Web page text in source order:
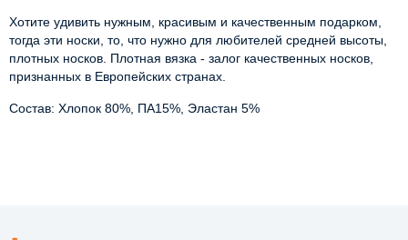
Хотите удивить нужным, красивым и качественным подарком,
тогда эти носки, то, что нужно для любителей средней высоты,
плотных носков. Плотная вязка - залог качественных носков,
признанных в Европейских странах.
Состав: Хлопок 80%, ПА15%, Эластан 5%